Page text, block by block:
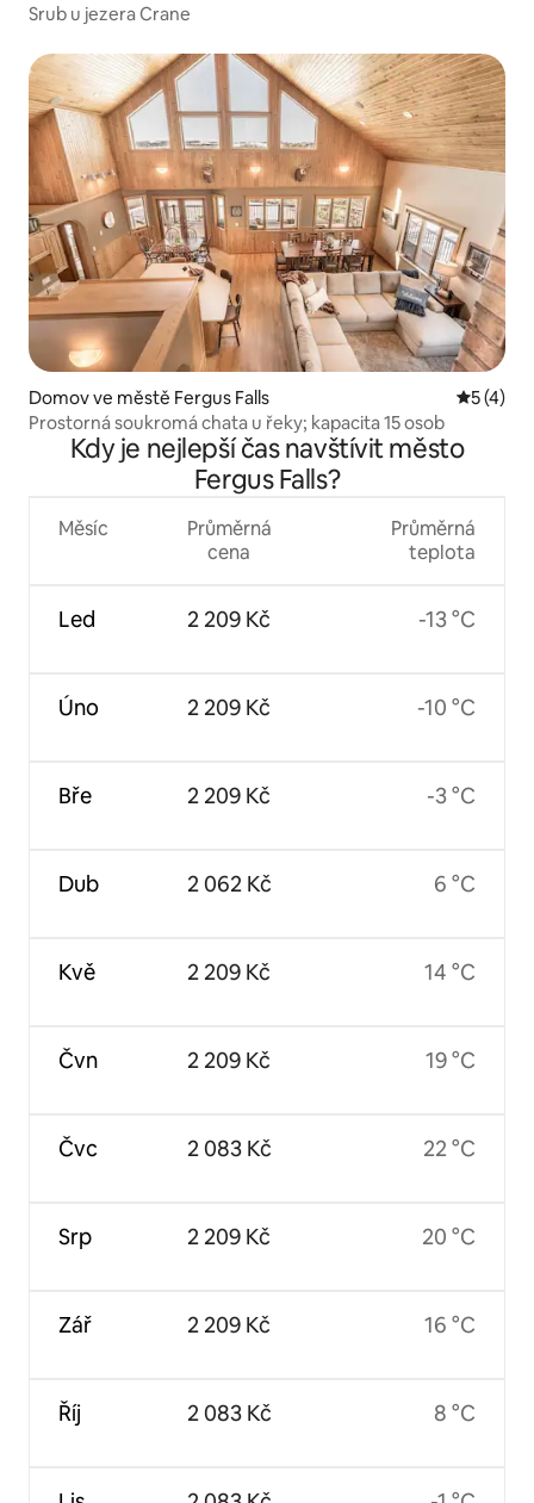
Srub u jezera Crane
Domov ve městě Fergus Falls
5 (4)
Prostorná soukromá chata u řeky; kapacita 15 osob
Kdy je nejlepší čas navštívit město
Fergus Falls?
Měsíc
Led
Úno
Bře
Dub
Kvě
Čvn
Čvc
Srp
Zář
Říj
Průměrná
cena
2 209 Kč
2 209 Kč
2 209 Kč
2 062 Kč
2 209 Kč
2 209 Kč
2 083 Kč
2 209 Kč
2 209 Kč
2 083 Kč
Průměrná
teplota
-13 °C
-10 °C
-3 °C
6 °C
14 °C
19 °C
22 °C
20 °C
16 °C
8 °C